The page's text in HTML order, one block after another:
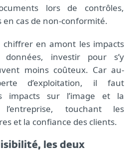
lors de contrôles,
en cas de non-conformité.
chiffrer en amont les impacts
investir pour s’y
moins coûteux. Car au-
d’exploitation, il faut
impacts sur l’image et la
touchant les
et la confiance des clients.
les deux